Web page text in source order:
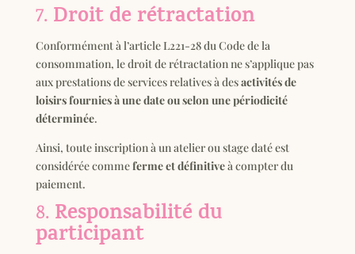
7. Droit de rétractation
Conformément à l’article L221-28 du Code de la
consommation, le droit de rétractation ne s’applique pas
aux prestations de services relatives à desactivités de
loisirs fournies à une date ou selon une périodicité
déterminée.
Ainsi, toute inscription à un atelier ou stage daté est
considérée commeferme et définitiveà compter du
paiement.
8. Responsabilité du
participant